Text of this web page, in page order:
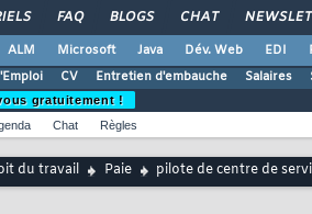
FAQ BLOGS CHAT
ALM Microsoft Java Dév. Web EDI
CV Entretien d'embauche Salaires
gratuitement !
Chat Règles
du travail Paie pilote de centre de